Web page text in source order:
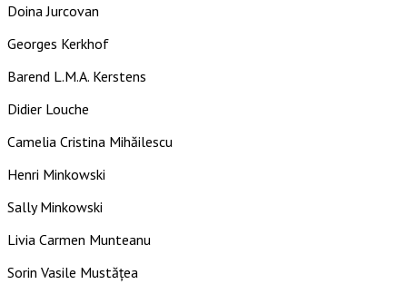
Doina Jurcovan
Georges Kerkhof
Barend L.M.A. Kerstens
Didier Louche
Camelia Cristina Mihăilescu
Henri Minkowski
Sally Minkowski
Livia Carmen Munteanu
Sorin Vasile Mustăţea